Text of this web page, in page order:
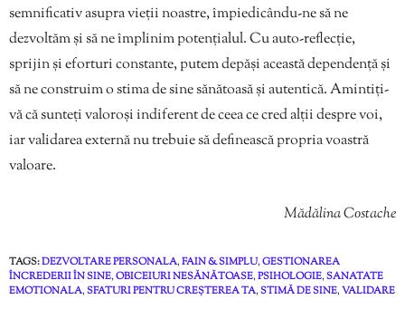
semnificativ asupra vieții noastre, împiedicându-ne să ne
dezvoltăm și să ne împlinim potențialul. Cu auto-reflecție,
sprijin și eforturi constante, putem depăși această dependență și
să ne construim o stima de sine sănătoasă și autentică. Amintiți-
vă că sunteți valoroși indiferent de ceea ce cred alții despre voi,
iar validarea externă nu trebuie să definească propria voastră
valoare.
Mădălina Costache
TAGS:DEZVOLTARE PERSONALA,FAIN & SIMPLU,GESTIONAREA
ÎNCREDERII ÎN SINE,OBICEIURI NESĂNĂTOASE,PSIHOLOGIE,SANATATE
EMOTIONALA,SFATURI PENTRU CREȘTEREA TA,STIMĂ DE SINE,VALIDARE